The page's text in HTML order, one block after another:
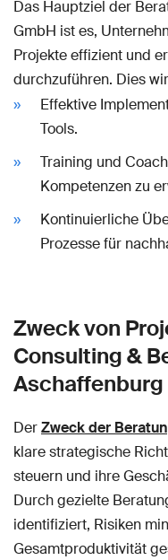
Das Hauptziel der
GmbH ist es,
Projekte effizient und
durchzuführen. Dies
Effektive
Tools.
Training und
Kompetenzen zu
Kontinuierliche
Prozesse für
Zweck von
Consulting &
Aschaffenburg
DerZweck der
klare strategische
steuern und ihre
Durch gezielte
identifiziert, Risiken
Gesamtproduktivität